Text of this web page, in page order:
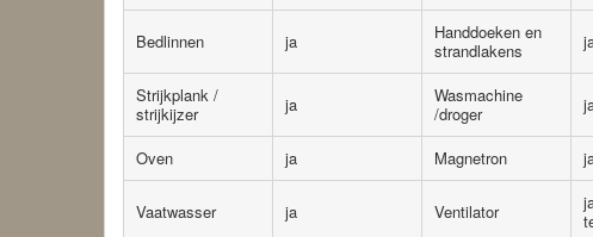
Bedlinnen ja
Handdoeken en
strandlakens
Strijkplank /
strijkijzer
ja
Wasmachine
/droger
Oven ja Magnetron
Vaatwasser ja Ventilator